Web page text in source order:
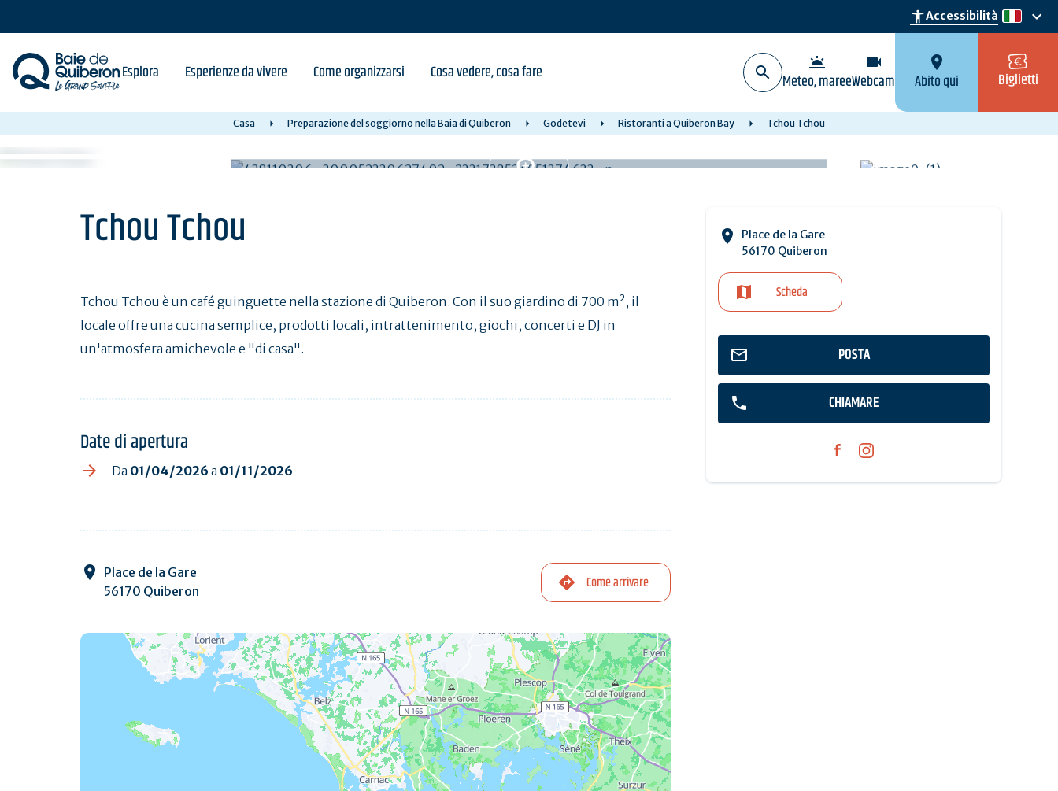
content
accessibility_newAccessibilità it
keyboard_arrow_down
Esplora Esperienze da vivere Come organizzarsi Cosa vedere, cosa fare wb_twilight
Meteo, maree
videocam
Webcam
location_on
Abito qui Biglietti
Casa Preparazione del soggiorno nella Baia di Quiberon Godetevi Ristoranti a Quiberon Bay Tchou Tchou
Tchou Tchou
Place de la Gare
56170 Quiberon
Scheda
POSTA
CHIAMARE
Tchou Tchou è un café guinguette nella stazione di Quiberon. Con il suo giardino di 700 m², il
locale offre una cucina semplice, prodotti locali, intrattenimento, giochi, concerti e DJ in
un'atmosfera amichevole e "di casa".
Date di apertura
Da 01/04/2026 a 01/11/2026
Place de la Gare
56170 Quiberon
Come arrivare